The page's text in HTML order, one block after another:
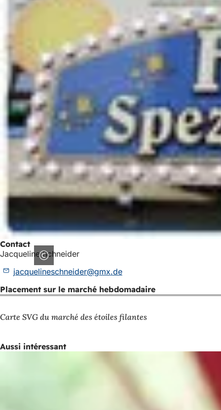
Contact
Jacqueline Schneider
jacquelineschneider
gmx de
Placement sur le marché hebdomadaire
Carte SVG du marché des étoiles filantes
Aussi intéressant